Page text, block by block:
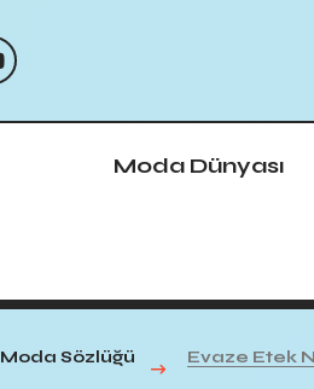
Moda Dünyası
Moda Sözlüğü Evaze Etek